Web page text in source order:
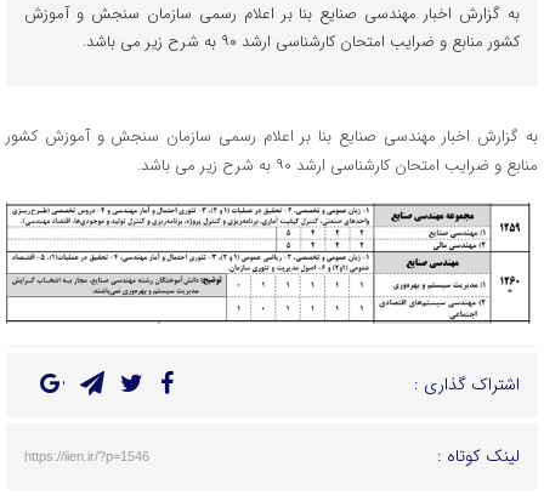
به گزارش اخبار مهندسی صنایع بنا بر اعلام رسمی سازمان سنجش و آموزش
کشور منابع و ضرایب امتحان کارشناسی ارشد ۹۰ به شرح زیر می باشد.
به گزارش اخبار مهندسی صنایع بنا بر اعلام رسمی سازمان سنجش و آموزش کشور
منابع و ضرایب امتحان کارشناسی ارشد ۹۰ به شرح زیر می باشد.
اشتراک گذاری :
لینک کوتاه : https://iien.ir/?p=1546